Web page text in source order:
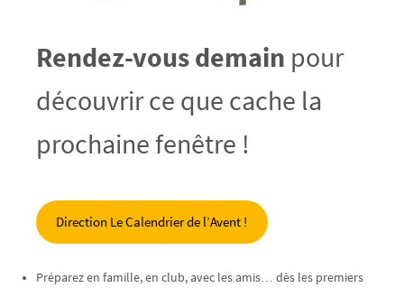
Rendez-vous demain pour
découvrir ce que cache la
prochaine fenêtre !
Direction Le Calendrier de l’Avent !
Préparez en famille, en club, avec les amis… dès les premiers